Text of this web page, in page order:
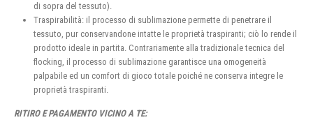
di sopra del tessuto).
Traspirabilità: il processo di sublimazione permette di penetrare il
tessuto, pur conservandone intatte le proprietà traspiranti; ciò lo rende il
prodotto ideale in partita. Contrariamente alla tradizionale tecnica del
flocking, il processo di sublimazione garantisce una omogeneità
palpabile ed un comfort di gioco totale poiché ne conserva integre le
proprietà traspiranti.
RITIRO E PAGAMENTO VICINO A TE: